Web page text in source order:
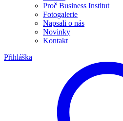
Proč Business Institut
Fotogalerie
Napsali o nás
Novinky
Kontakt
Přihláška